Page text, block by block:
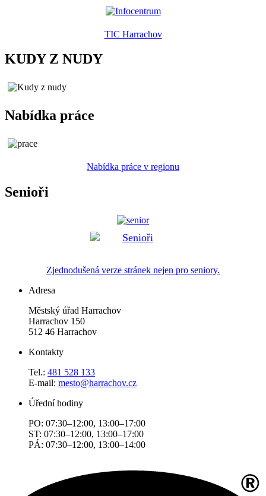
TIC Harrachov
KUDY Z NUDY
Nabídka práce
Nabídka práce v regionu
Senioři
Zjednodušená verze stránek nejen pro seniory.
Adresa
Městský úřad Harrachov
Harrachov 150
512 46 Harrachov
Kontakty
Tel.: 481 528 133
E-mail: mesto@harrachov.cz
Úřední hodiny
PO: 07:30–12:00, 13:00–17:00
ST: 07:30–12:00, 13:00–17:00
PÁ: 07:30–12:00, 13:00–14:00